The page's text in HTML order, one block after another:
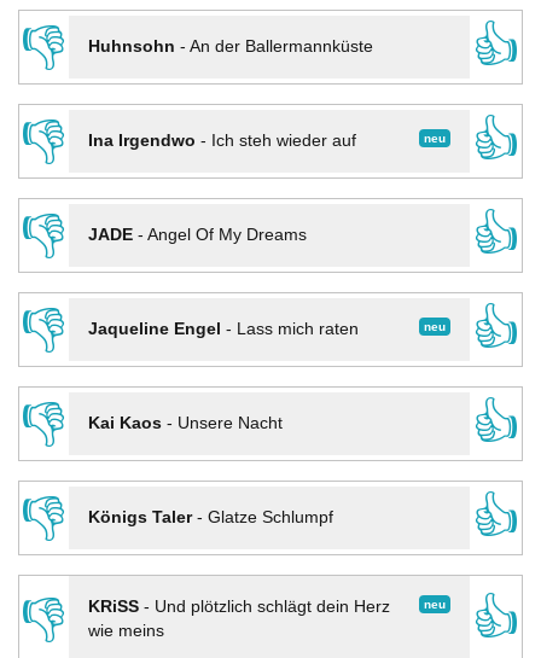
👎
Huhnsohn - An der Ballermannküste
👍
👎
neu
Ina Irgendwo - Ich steh wieder auf
👍
👎
JADE- Angel Of My Dreams
👍
👎
neu
Jaqueline Engel - Lass mich raten
👍
👎
Kai Kaos- Unsere Nacht
👍
👎
Königs Taler- Glatze Schlumpf
👍
👎
neu
KRiSS- Und plötzlich schlägt dein Herz
wie meins
👍